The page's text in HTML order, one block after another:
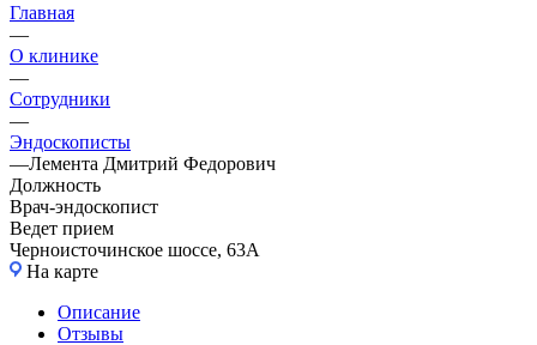
Главная
—
О клинике
—
Сотрудники
—
Эндоскописты
—Лемента Дмитрий Федорович
Должность
Врач-эндоскопист
Ведет прием
Черноисточинское шоссе, 63А
На карте
Описание
Отзывы